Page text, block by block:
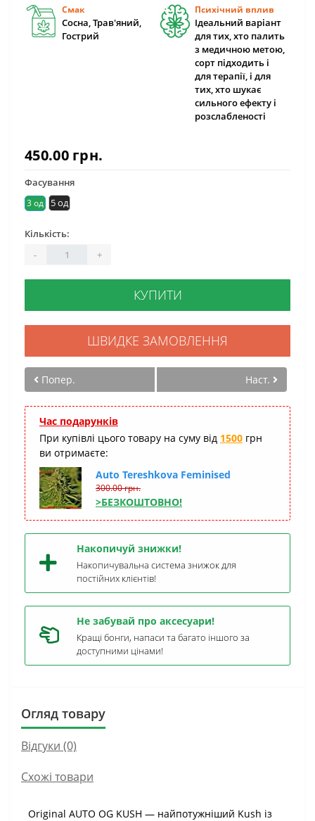
Смак
Сосна, Трав'яний,
Гострий
Психічний вплив
Ідеальний варіант
для тих, хто палить
з медичною метою,
сорт підходить і
для терапії, і для
тих, хто шукає
сильного ефекту і
розслабленості
450.00 грн.
Фасування
3 од 5 од
Кількість:
-
+
КУПИТИ
ШВИДКЕ ЗАМОВЛЕННЯ
Попер. Наст.
Час подарунків
При купівлі цього товару на суму від 1500 грн
ви отримаєте:
Auto Tereshkova Feminised
300.00 грн.
>БЕЗКОШТОВНО!
Накопичуй знижки!
Накопичувальна система знижок для
постійних клієнтів!
Не забувай про аксесуари!
Кращі бонги, напаси та багато іншого за
доступними цінами!
Огляд товару
Відгуки (0)
Схожі товари
Original AUTO OG KUSH — найпотужніший Kush із